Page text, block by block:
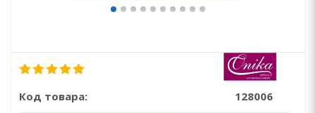
Код товара: 128006